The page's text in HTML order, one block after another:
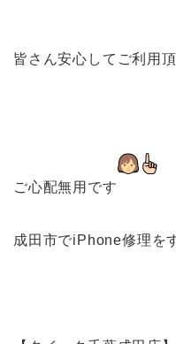
皆さん安心してご利用
ご心配無用です
成田市でiPhone修理を